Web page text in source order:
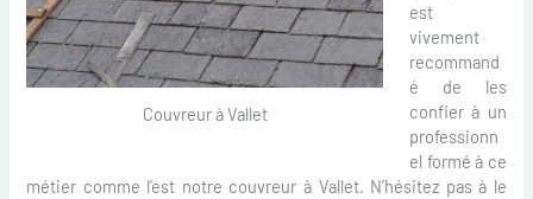
Couvreur à Vallet
est
vivement
recommand
é de les
confier à un
professionn
el formé à ce
métier comme l’est notre couvreur à Vallet. N’hésitez pas à le